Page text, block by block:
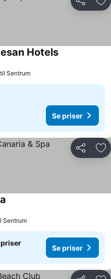
Del
Hotels
Sentrum
Se priser
Del
Sentrum
priser
Se priser